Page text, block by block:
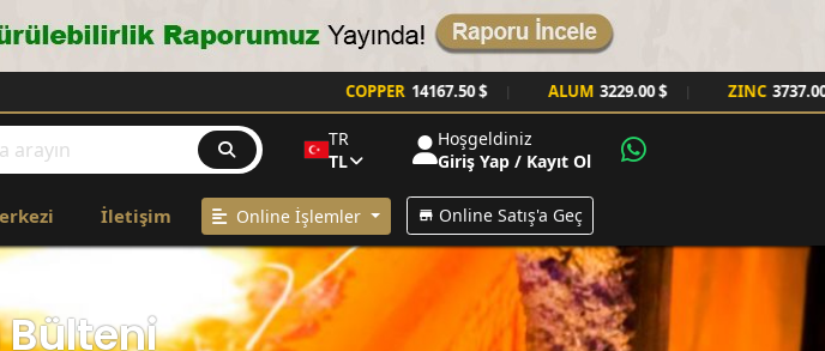
14167.50 $ | ALUM 3229.00 $ | ZINC 3737.00 $ |
TR
TL
Hoşgeldiniz
Giriş Yap / Kayıt Ol
İletişim Online İşlemler Online Satış'a Geç
Bülteni